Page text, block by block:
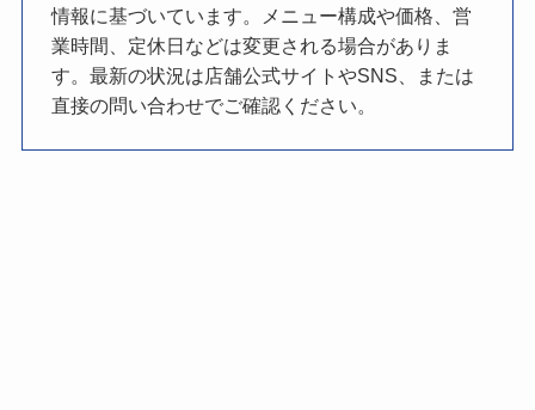
情報に基づいています。メニュー構成や価格、営
業時間、定休日などは変更される場合がありま
す。最新の状況は店舗公式サイトやSNS、または
直接の問い合わせでご確認ください。